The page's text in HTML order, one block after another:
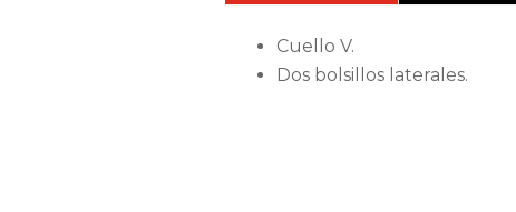
Cuello V.
Dos bolsillos laterales.